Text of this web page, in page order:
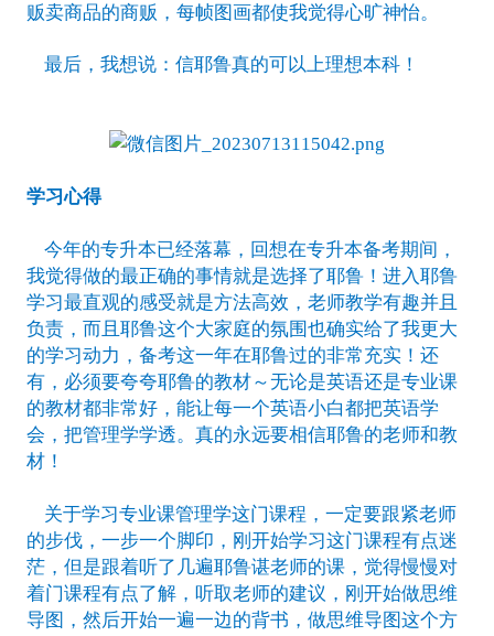
贩卖商品的商贩，每帧图画都使我觉得心旷神怡。
最后，我想说：信耶鲁真的可以上理想本科！
学习心得
今年的专升本已经落幕，回想在专升本备考期间，
我觉得做的最正确的事情就是选择了耶鲁！进入耶鲁
学习最直观的感受就是方法高效，老师教学有趣并且
负责，而且耶鲁这个大家庭的氛围也确实给了我更大
的学习动力，备考这一年在耶鲁过的非常充实！还
有，必须要夸夸耶鲁的教材～无论是英语还是专业课
的教材都非常好，能让每一个英语小白都把英语学
会，把管理学学透。真的永远要相信耶鲁的老师和教
材！
关于学习专业课管理学这门课程，一定要跟紧老师
的步伐，一步一个脚印，刚开始学习这门课程有点迷
茫，但是跟着听了几遍耶鲁谌老师的课，觉得慢慢对
着门课程有点了解，听取老师的建议，刚开始做思维
导图，然后开始一遍一边的背书，做思维导图这个方